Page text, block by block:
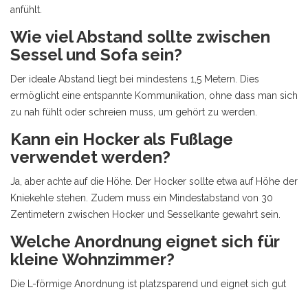
anfühlt.
Wie viel Abstand sollte zwischen
Sessel und Sofa sein?
Der ideale Abstand liegt bei mindestens 1,5 Metern. Dies
ermöglicht eine entspannte Kommunikation, ohne dass man sich
zu nah fühlt oder schreien muss, um gehört zu werden.
Kann ein Hocker als Fußlage
verwendet werden?
Ja, aber achte auf die Höhe. Der Hocker sollte etwa auf Höhe der
Kniekehle stehen. Zudem muss ein Mindestabstand von 30
Zentimetern zwischen Hocker und Sesselkante gewahrt sein.
Welche Anordnung eignet sich für
kleine Wohnzimmer?
Die L-förmige Anordnung ist platzsparend und eignet sich gut